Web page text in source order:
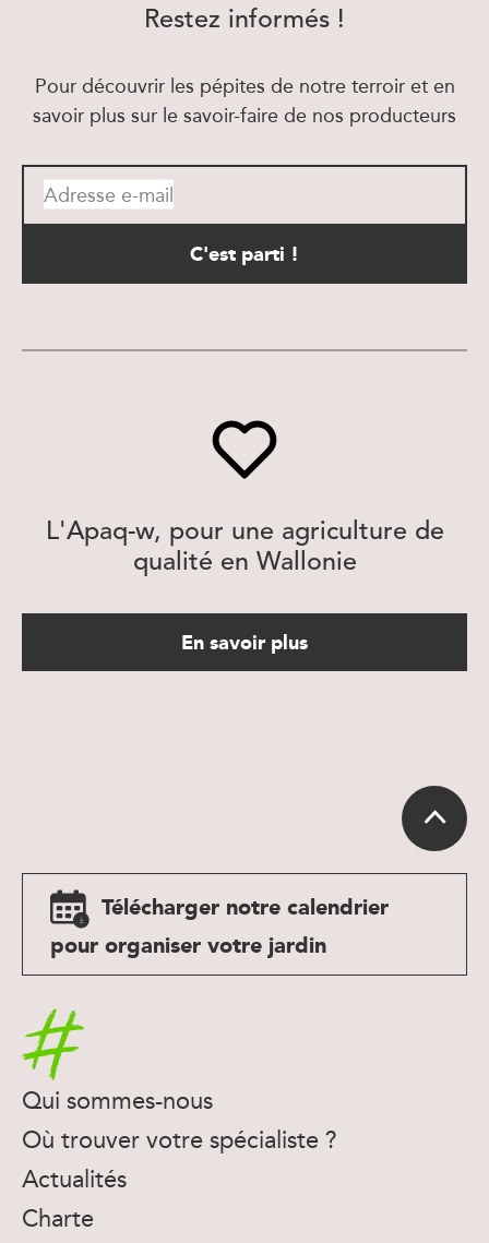
Restez informés !
Pour découvrir les pépites de notre terroir et en
savoir plus sur le savoir-faire de nos producteurs
Adresse e-mail
L'Apaq-w, pour une agriculture de
qualité en Wallonie
En savoir plus
Télécharger notre calendrier
pour organiser votre jardin
Accueil
Qui sommes-nous
Où trouver votre spécialiste ?
Actualités
Charte